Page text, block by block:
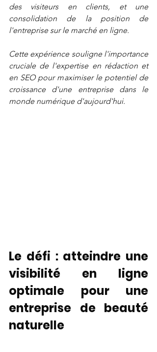
des visiteurs en clients, et une
consolidation de la position de
l'entreprise sur le marché en ligne.
Cette expérience souligne l'importance
cruciale de l'expertise en rédaction et
en SEO pour maximiser le potentiel de
croissance d'une entreprise dans le
monde numérique d'aujourd'hui.
Le défi : atteindre une
visibilité en ligne
optimale pour une
entreprise de beauté
naturelle